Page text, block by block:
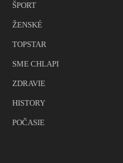
ŠPORT
ŽENSKÉ
TOPSTAR
SME CHLAPI
ZDRAVIE
HISTORY
POČASIE